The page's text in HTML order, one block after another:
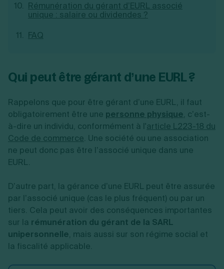
Rémunération du gérant d’EURL associé
unique : salaire ou dividendes ?
FAQ
Qui peut être gérant d’une EURL ?
Rappelons que pour être gérant d’une EURL, il faut
obligatoirement être une personne physique, c’est-
à-dire un individu, conformément à l'article L223-18 du
Code de commerce. Une société ou une association
ne peut donc pas être l’associé unique dans une
EURL.
D’autre part, la gérance d’une EURL peut être assurée
par l’associé unique (cas le plus fréquent) ou par un
tiers. Cela peut avoir des conséquences importantes
sur la rémunération du gérant de la SARL
unipersonnelle, mais aussi sur son régime social et
la fiscalité applicable.